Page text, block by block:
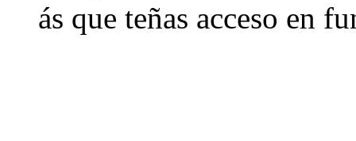
ás que teñas acceso en